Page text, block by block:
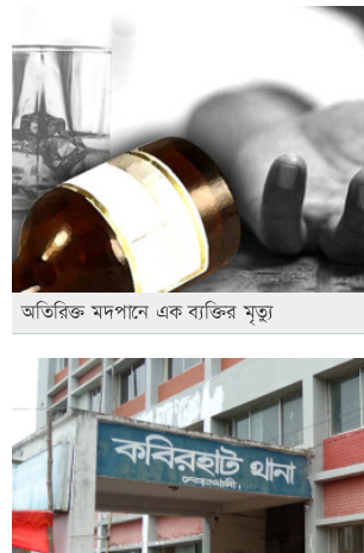
অতিরিক্ত মদপানে এক ব্যক্তির মৃত্যু